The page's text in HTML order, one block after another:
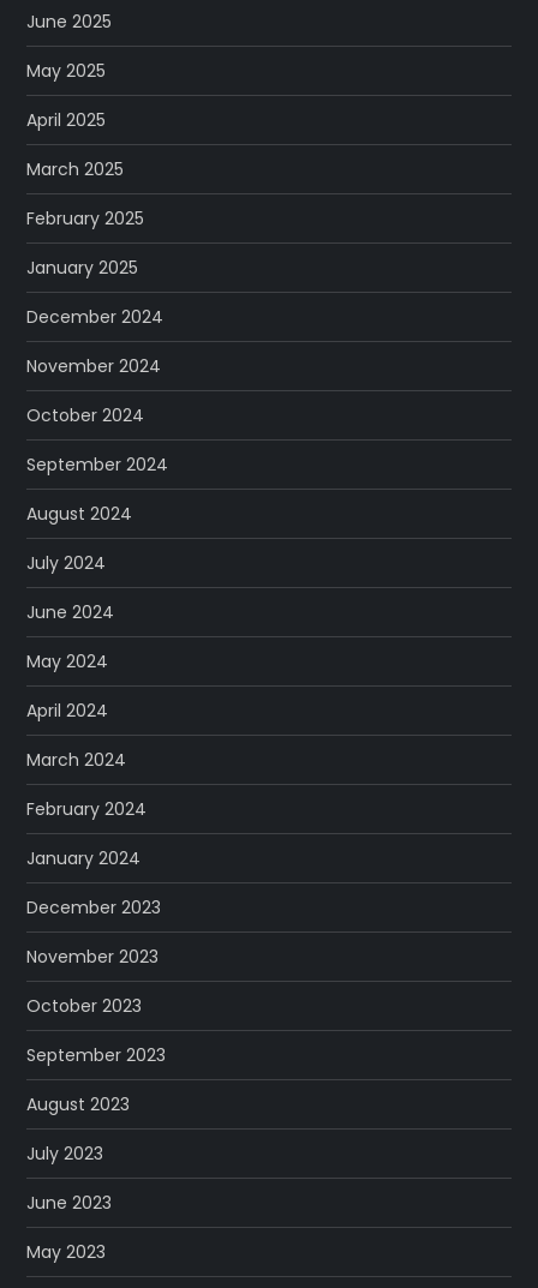
June 2025
May 2025
April 2025
March 2025
February 2025
January 2025
December 2024
November 2024
October 2024
September 2024
August 2024
July 2024
June 2024
May 2024
April 2024
March 2024
February 2024
January 2024
December 2023
November 2023
October 2023
September 2023
August 2023
July 2023
June 2023
May 2023